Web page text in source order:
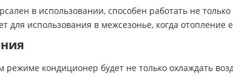
в использовании, способен работать не
для использования в межсезонье, когда
режиме кондиционер будет не только охлаждать